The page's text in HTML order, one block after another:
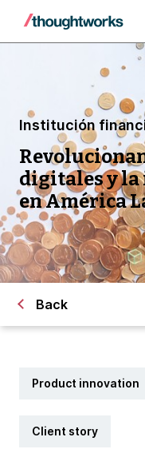
Institución
digitales y
en América
Back
Product innovation
Client story